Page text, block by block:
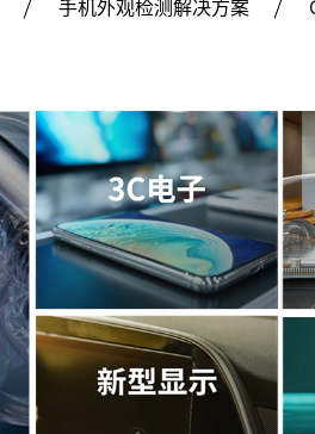
手机外观检测解决方案